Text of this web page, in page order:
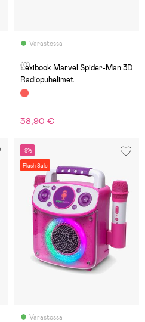
Varastossa
(0)
Lexibook Marvel Spider-Man 3D
Radiopuhelimet
38,90 €
-9%
Flash Sale
Varastossa